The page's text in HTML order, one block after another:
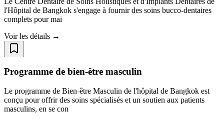
l'Hôpital de Bangkok s'engage à fournir des soins bucco-dentaires
complets pour mai
Voir les détails →
Programme de bien-être masculin
Le programme de Bien-être Masculin de l'hôpital de Bangkok est
conçu pour offrir des soins spécialisés et un soutien aux patients
masculins, en se con